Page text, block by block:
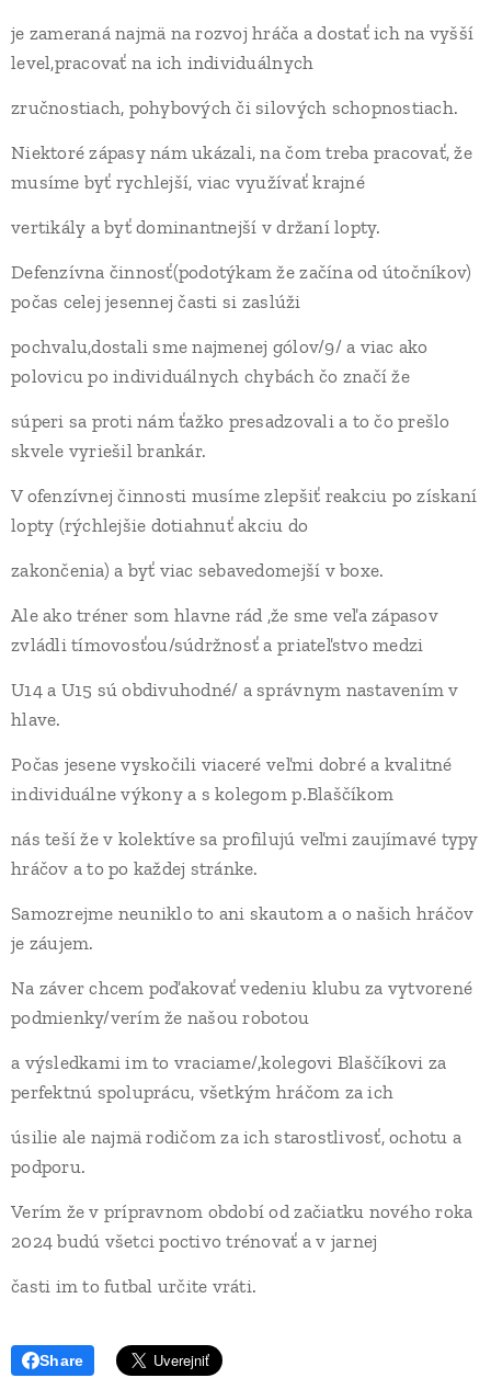
je zameraná najmä na rozvoj hráča a dostať ich na vyšší
level,pracovať na ich individuálnych
zručnostiach, pohybových či silových schopnostiach.
Niektoré zápasy nám ukázali, na čom treba pracovať, že
musíme byť rychlejší, viac využívať krajné
vertikály a byť dominantnejší v držaní lopty.
Defenzívna činnosť(podotýkam že začína od útočníkov)
počas celej jesennej časti si zaslúži
pochvalu,dostali sme najmenej gólov/9/ a viac ako
polovicu po individuálnych chybách čo značí že
súperi sa proti nám ťažko presadzovali a to čo prešlo
skvele vyriešil brankár.
V ofenzívnej činnosti musíme zlepšiť reakciu po získaní
lopty (rýchlejšie dotiahnuť akciu do
zakončenia) a byť viac sebavedomejší v boxe.
Ale ako tréner som hlavne rád ,že sme veľa zápasov
zvládli tímovosťou/súdržnosť a priateľstvo medzi
U14 a U15 sú obdivuhodné/ a správnym nastavením v
hlave.
Počas jesene vyskočili viaceré veľmi dobré a kvalitné
individuálne výkony a s kolegom p.Blaščíkom
nás teší že v kolektíve sa profilujú veľmi zaujímavé typy
hráčov a to po každej stránke.
Samozrejme neuniklo to ani skautom a o našich hráčov
je záujem.
Na záver chcem poďakovať vedeniu klubu za vytvorené
podmienky/verím že našou robotou
a výsledkami im to vraciame/,kolegovi Blaščíkovi za
perfektnú spoluprácu, všetkým hráčom za ich
úsilie ale najmä rodičom za ich starostlivosť, ochotu a
podporu.
Verím že v prípravnom období od začiatku nového roka
2024 budú všetci poctivo trénovať a v jarnej
časti im to futbal určite vráti.
Share